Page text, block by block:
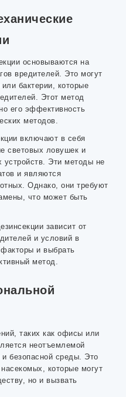
основываются на
вредителей. Это могут
бактерии, которые
Этот метод
его эффективность
методов.
включают в себя
световых ловушек и
устройств. Эти методы не
и являются
Однако, они требуют
что может быть
зависит от
и условий в
и выбрать
метод.
таких как офисы или
неотъемлемой
безопасной среды. Это
которые могут
но и вызвать